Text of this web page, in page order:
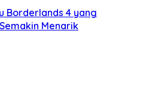
Borderlands 4 yang
Menarik